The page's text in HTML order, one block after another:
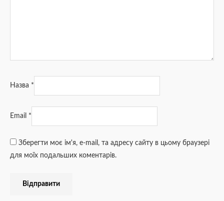
Назва *
Email *
Зберегти моє ім'я, e-mail, та адресу сайту в цьому браузері
для моїх подальших коментарів.